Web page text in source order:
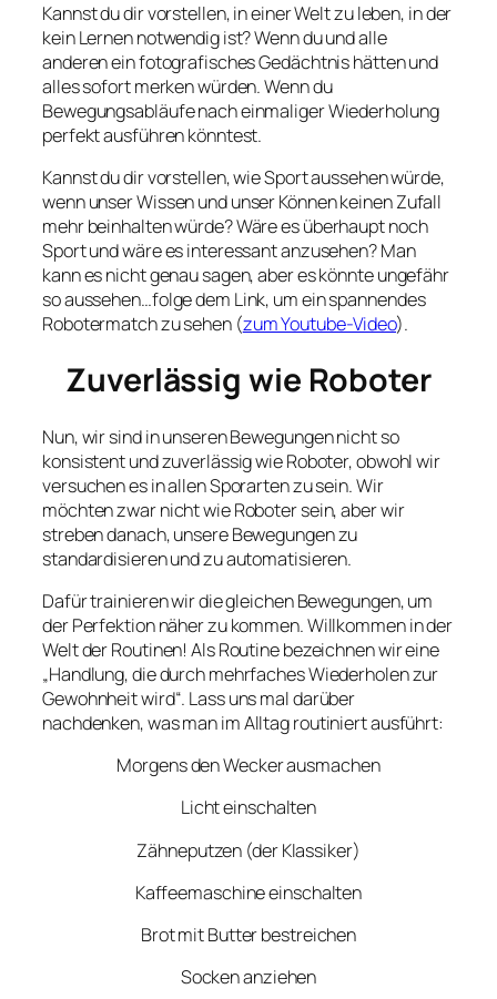
Kannst du dir vorstellen, in einer Welt zu leben, in der
kein Lernen notwendig ist? Wenn du und alle
anderen ein fotografisches Gedächtnis hätten und
alles sofort merken würden. Wenn du
Bewegungsabläufe nach einmaliger Wiederholung
perfekt ausführen könntest.
Kannst du dir vorstellen, wie Sport aussehen würde,
wenn unser Wissen und unser Können keinen Zufall
mehr beinhalten würde? Wäre es überhaupt noch
Sport und wäre es interessant anzusehen? Man
kann es nicht genau sagen, aber es könnte ungefähr
so aussehen…folge dem Link, um ein spannendes
Robotermatch zu sehen (zum Youtube-Video).
Zuverlässig wie Roboter
Nun, wir sind in unseren Bewegungen nicht so
konsistent und zuverlässig wie Roboter, obwohl wir
versuchen es in allen Sporarten zu sein. Wir
möchten zwar nicht wie Roboter sein, aber wir
streben danach, unsere Bewegungen zu
standardisieren und zu automatisieren.
Dafür trainieren wir die gleichen Bewegungen, um
der Perfektion näher zu kommen. Willkommen in der
Welt der Routinen! Als Routine bezeichnen wir eine
„Handlung, die durch mehrfaches Wiederholen zur
Gewohnheit wird“. Lass uns mal darüber
nachdenken, was man im Alltag routiniert ausführt:
Morgens den Wecker ausmachen
Licht einschalten
Zähneputzen (der Klassiker)
Kaffeemaschine einschalten
Brot mit Butter bestreichen
Socken anziehen